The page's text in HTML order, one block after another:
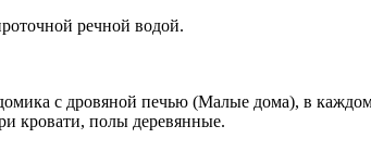
речной водой.
с дровяной печью (Малые дома), в
кровати, полы деревянные.